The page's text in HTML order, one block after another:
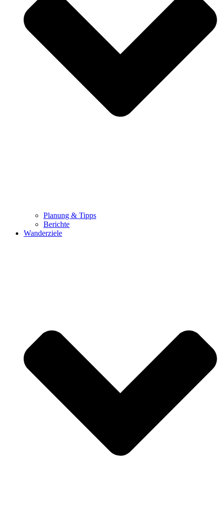
Planung & Tipps
Berichte
Wanderziele